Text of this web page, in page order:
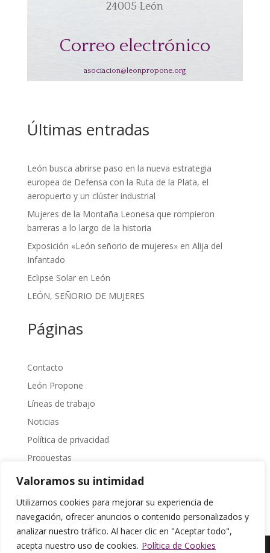
Valoramos su intimidad
Utilizamos cookies para mejorar su experiencia de
navegación, ofrecer anuncios o contenido personalizados y
analizar nuestro tráfico. Al hacer clic en "Aceptar todo",
acepta nuestro uso de cookies. Política de Cookies
24005 León
Correo electrónico
asociacion@leonpropone.org
Últimas entradas
León busca abrirse paso en la nueva estrategia
europea de Defensa con la Ruta de la Plata, el
aeropuerto y un clúster industrial
Mujeres de la Montaña Leonesa que rompieron
barreras a lo largo de la historia
Exposición «León señorio de mujeres» en Alija del
Infantado
Eclipse Solar en León
LEÓN, SEÑORIO DE MUJERES
Páginas
Contacto
León Propone
Líneas de trabajo
Noticias
Política de privacidad
Propuestas
Sobre Nosotros